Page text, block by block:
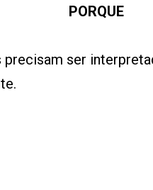
PORQUE
ser